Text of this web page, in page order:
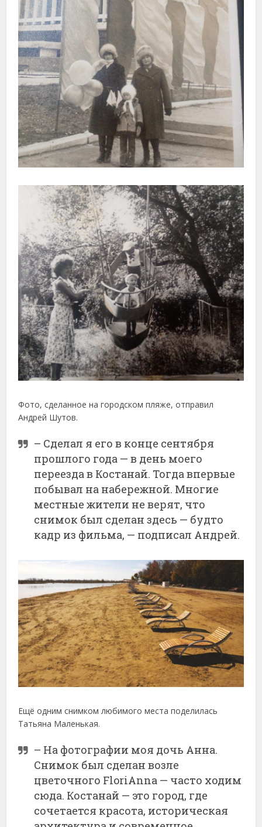
Фото, сделанное на городском пляже, отправил
Андрей Шутов.
– Сделал я его в конце сентября
прошлого года — в день моего
переезда в Костанай. Тогда впервые
побывал на набережной. Многие
местные жители не верят, что
снимок был сделан здесь — будто
кадр из фильма, — подписал Андрей.
Ещё одним снимком любимого места поделилась
Татьяна Маленькая.
– На фотографии моя дочь Анна.
Снимок был сделан возле
цветочного FloriAnna — часто ходим
сюда. Костанай — это город, где
сочетается красота, историческая